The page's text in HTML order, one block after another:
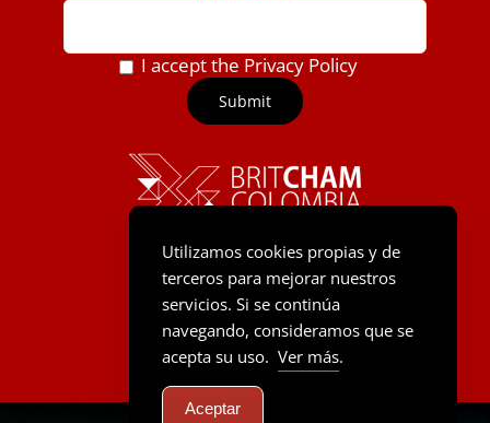
I accept the Privacy Policy
Utilizamos cookies propias y de
terceros para mejorar nuestros
servicios. Si se continúa
navegando, consideramos que se
acepta su uso. Ver más.
Aceptar